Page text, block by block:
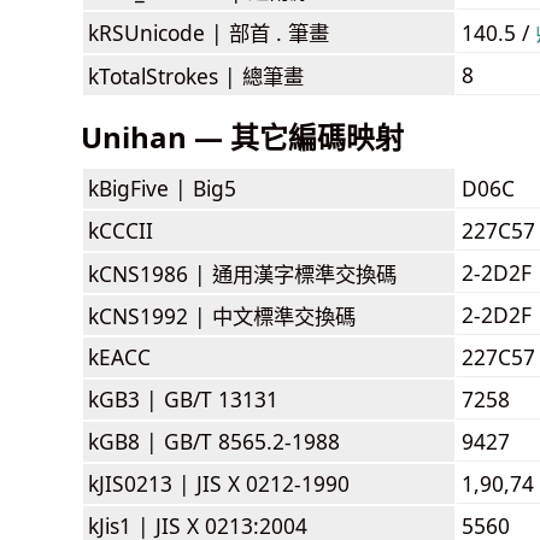
kRSUnicode | 部首 . 筆畫 140.5 /
kTotalStrokes | 總筆畫 8
Unihan — 其它編碼映射
kBigFive | Big5
D06C
kCCCII
227C57
kCNS1986 | 通用漢字標準交換碼
2-2D2F
kCNS1992 | 中文標準交換碼
2-2D2F
kEACC
227C57
kGB3 | GB/T 13131
7258
kGB8 | GB/T 8565.2-1988
9427
kJIS0213 | JIS X 0212-1990
1,90,74
kJis1 | JIS X 0213:2004
5560